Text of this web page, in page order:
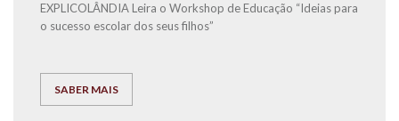
EXPLICOLÂNDIA Leira o Workshop de Educação “Ideias para
o sucesso escolar dos seus filhos”
SABER MAIS